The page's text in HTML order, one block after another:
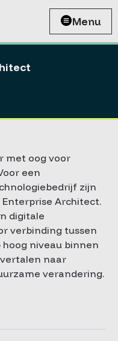
Menu
met oog voor
een
zijn
Architect.
digitale
verbinding tussen
hoog niveau binnen
naar
verandering.